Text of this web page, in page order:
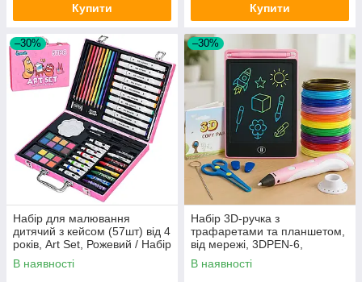
Купити Купити
–30%
Набір для малювання
дитячий з кейсом (57шт) від 4
років, Art Set, Рожевий / Набір
для дитячої творчості
В наявності
–30%
Набір 3D-ручка з
трафаретами та планшетом,
від мережі, 3DPEN-6,
Рожевий / Дитяча 3д ручка /
Набір для творчості
В наявності